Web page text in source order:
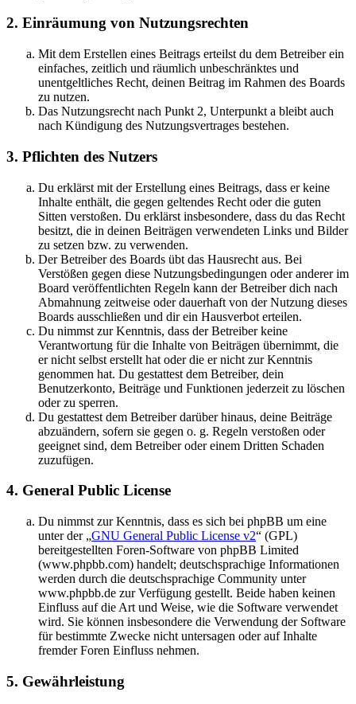
2. Einräumung von Nutzungsrechten
Mit dem Erstellen eines Beitrags erteilst du dem Betreiber ein
einfaches, zeitlich und räumlich unbeschränktes und
unentgeltliches Recht, deinen Beitrag im Rahmen des Boards
zu nutzen.
Das Nutzungsrecht nach Punkt 2, Unterpunkt a bleibt auch
nach Kündigung des Nutzungsvertrages bestehen.
3. Pflichten des Nutzers
Du erklärst mit der Erstellung eines Beitrags, dass er keine
Inhalte enthält, die gegen geltendes Recht oder die guten
Sitten verstoßen. Du erklärst insbesondere, dass du das Recht
besitzt, die in deinen Beiträgen verwendeten Links und Bilder
zu setzen bzw. zu verwenden.
Der Betreiber des Boards übt das Hausrecht aus. Bei
Verstößen gegen diese Nutzungsbedingungen oder anderer im
Board veröffentlichten Regeln kann der Betreiber dich nach
Abmahnung zeitweise oder dauerhaft von der Nutzung dieses
Boards ausschließen und dir ein Hausverbot erteilen.
Du nimmst zur Kenntnis, dass der Betreiber keine
Verantwortung für die Inhalte von Beiträgen übernimmt, die
er nicht selbst erstellt hat oder die er nicht zur Kenntnis
genommen hat. Du gestattest dem Betreiber, dein
Benutzerkonto, Beiträge und Funktionen jederzeit zu löschen
oder zu sperren.
Du gestattest dem Betreiber darüber hinaus, deine Beiträge
abzuändern, sofern sie gegen o. g. Regeln verstoßen oder
geeignet sind, dem Betreiber oder einem Dritten Schaden
zuzufügen.
4. General Public License
Du nimmst zur Kenntnis, dass es sich bei phpBB um eine
unter der „GNU General Public License v2“ (GPL)
bereitgestellten Foren-Software von phpBB Limited
(www.phpbb.com) handelt; deutschsprachige Informationen
werden durch die deutschsprachige Community unter
www.phpbb.de zur Verfügung gestellt. Beide haben keinen
Einfluss auf die Art und Weise, wie die Software verwendet
wird. Sie können insbesondere die Verwendung der Software
für bestimmte Zwecke nicht untersagen oder auf Inhalte
fremder Foren Einfluss nehmen.
5. Gewährleistung